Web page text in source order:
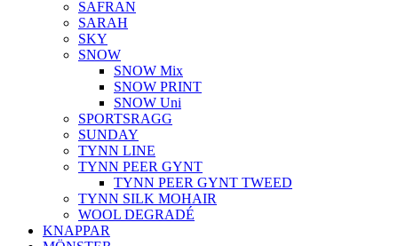
SAFRAN
SARAH
SKY
SNOW
SNOW Mix
SNOW PRINT
SNOW Uni
SPORTSRAGG
SUNDAY
TYNN LINE
TYNN PEER GYNT
TYNN PEER GYNT TWEED
TYNN SILK MOHAIR
WOOL DEGRADÉ
KNAPPAR